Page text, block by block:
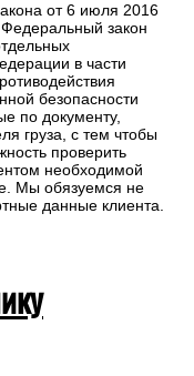
от 6 июля 2016
закон
в части
безопасности
по документу,
груза, с тем чтобы
проверить
необходимой
Мы обязуемся не
данные клиента.